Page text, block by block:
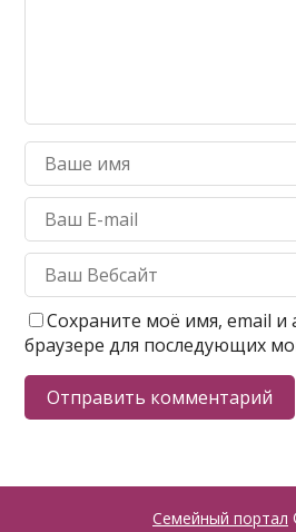
Сохраните моё имя, email и
браузере для последующих
Семейный портал